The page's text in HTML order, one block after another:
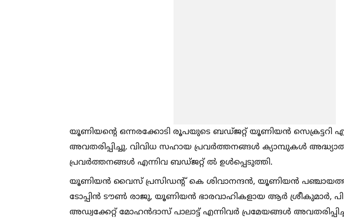
യൂണിയന്റെ ഒന്നരക്കോടി രൂപയുടെ ബഡ്ജറ്റ് യൂണിയൻ
അവതരിപ്പിച്ചു. വിവിധ സഹായ പ്രവർത്തനങ്ങള്‍ ക്യാമ്പുകള്‍
പ്രവർത്തനങ്ങള്‍ എന്നിവ ബഡ്ജറ്റ് ല്‍ ഉള്‍പ്പെടുത്തി.
യൂണിയൻ വൈസ് പ്രസിഡന്റ് കെ ശിവാനന്ദൻ, യൂണിയൻ പഞ്ചായത്ത്
ടോപ്പിൻ ടൗണ്‍ രാജു, യൂണിയൻ ഭാരവാഹികളായ ആർ ശ്രീകുമാർ,
അഡ്വക്കേറ്റ് മോഹൻദാസ് പാലാട്ട് എന്നിവർ പ്രമേയങ്ങള്‍